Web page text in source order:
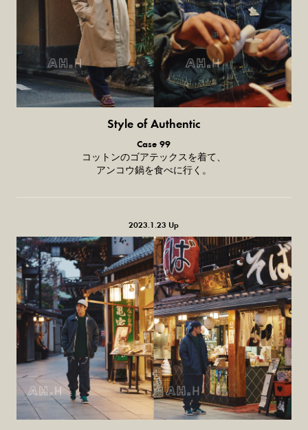
Style of Authentic
普通の服、
普通のスタイル。
Case 99
コットンのゴアテックスを着て、
アンコウ鍋を食べに行く。
2023.1.23 Up